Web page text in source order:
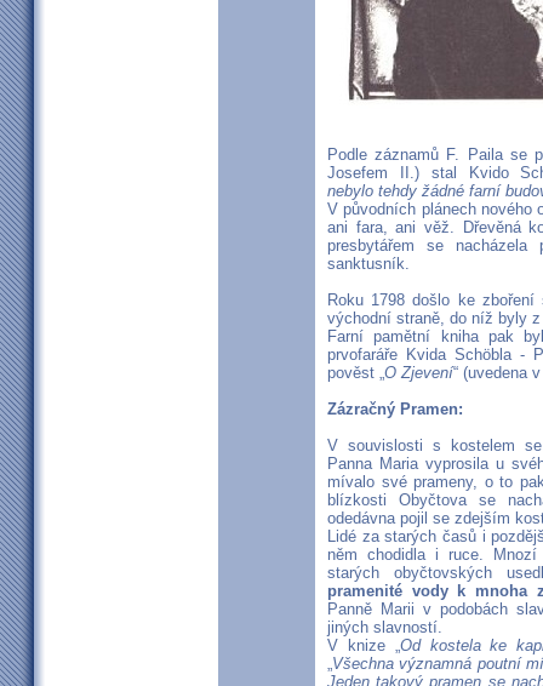
Podle záznamů F. Paila se
Josefem II.) stal Kvido
nebylo tehdy žádné farní
V původních plánech nového
ani fara, ani věž. Dřevěná
presbytářem se
sanktusník.
Roku 1798 došlo ke
východní straně, do níž byly
Farní pamětní kniha pak
prvofaráře Kvida Schöbla -
pověst „O Zjevení“ (uvedena
Zázračný Pramen:
V souvislosti s kostelem
Panna Maria vyprosila u
mívalo své prameny, o to
blízkosti Obyčtova se
odedávna pojil se zdejším
Lidé za starých časů i
něm chodidla i ruce.
starých obyčtovských
pramenité vody k mnoha
Panně Marii v podobách
jiných slavností.
V knize „Od kostela ke
„Všechna významná poutní
Jeden takový pramen se